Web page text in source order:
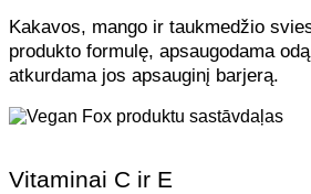
Kakavos, mango ir taukmedžio
produkto formulę, apsaugodama
atkurdama jos apsauginį barjerą.
Vitaminai C ir E